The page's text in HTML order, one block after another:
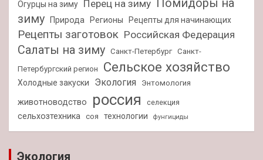
Огурцы на зиму Перец на зиму Помидоры на
зиму
Природа Регионы Рецепты для начинающих
Рецепты заготовок Российская Федерация
Салаты на зиму Санкт-Петербург Санкт-
Петербургский регион
Сельское хозяйство
Холодные закуски Экология Энтомология
животноводство россия селекция
сельхозтехника соя технологии фунгициды
Экология